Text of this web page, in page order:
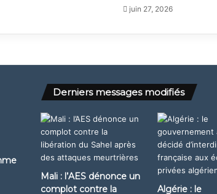
juin 27, 2026
Derniers messages modifiés
Mali : l’AES dénonce un
complot contre la
Algérie : le